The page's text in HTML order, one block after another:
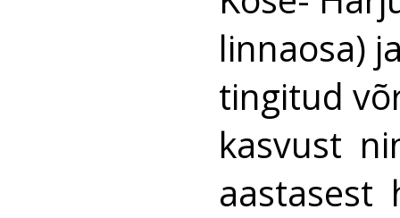
linnaosa)
tingitud
kasvust
aastasest